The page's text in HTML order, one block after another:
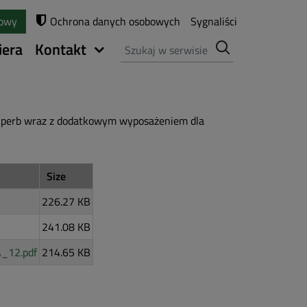
Ochrona danych osobowych Sygnaliści
Kontakt Szukaj
wraz z dodatkowym wyposażeniem dla
Size
226.27 KB
241.08 KB
214.65 KB